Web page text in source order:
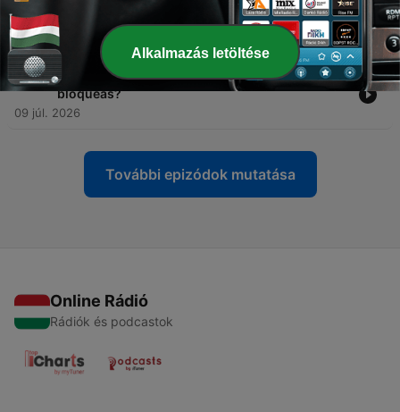
357. 8 palabras del "español real" que necesitas
conocer hoy. ¡Empieza a sonar como un nativo!
16 júl. 2026
1347 - 356. Miedo al hablar español. ¿Por qué te
bloqueas?
09 júl. 2026
További epizódok mutatása
Online Rádió
Rádiók és podcastok
Alkalmazás letöltése